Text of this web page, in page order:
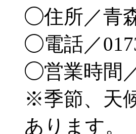
◯住所／青
◯電話／
◯営業時間
※季節、天
あります。